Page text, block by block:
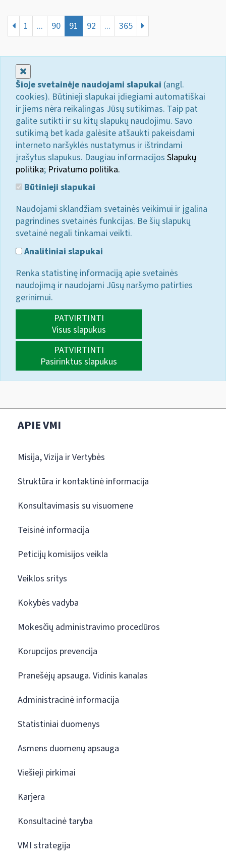
1 ... 90 91 92 ... 365
Šioje svetainėje naudojami slapukai (angl.
cookies). Būtinieji slapukai įdiegiami automatiškai
ir jiems nėra reikalingas Jūsų sutikimas. Taip pat
galite sutikti ir su kitų slapukų naudojimu. Savo
sutikimą bet kada galėsite atšaukti pakeisdami
interneto naršyklės nustatymus ir ištrindami
įrašytus slapukus. Daugiau informacijos Slapukų
politika; Privatumo politika.
Būtinieji slapukai
Naudojami sklandžiam svetainės veikimui ir įgalina
pagrindines svetainės funkcijas. Be šių slapukų
svetainė negali tinkamai veikti.
Analitiniai slapukai
Renka statistinę informaciją apie svetainės
naudojimą ir naudojami Jūsų naršymo patirties
gerinimui.
PATVIRTINTI
Visus slapukus
PATVIRTINTI
Pasirinktus slapukus
APIE VMI
Misija, Vizija ir Vertybės
Struktūra ir kontaktinė informacija
Konsultavimasis su visuomene
Teisinė informacija
Peticijų komisijos veikla
Veiklos sritys
Kokybės vadyba
Mokesčių administravimo procedūros
Korupcijos prevencija
Pranešėjų apsauga. Vidinis kanalas
Administracinė informacija
Statistiniai duomenys
Asmens duomenų apsauga
Viešieji pirkimai
Karjera
Konsultacinė taryba
VMI strategija